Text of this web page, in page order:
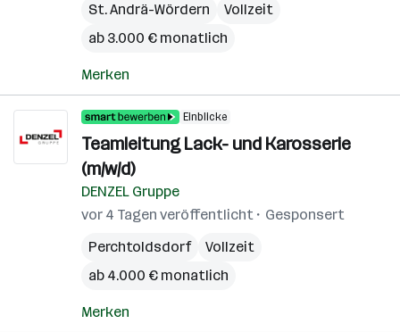
St. Andrä-Wördern
Vollzeit
ab 3.000 € monatlich
Merken
Einblicke
Teamleitung Lack- und Karosserie
(m/w/d)
DENZEL Gruppe
vor 4 Tagen veröffentlicht
Gesponsert
Perchtoldsdorf
Vollzeit
ab 4.000 € monatlich
Merken